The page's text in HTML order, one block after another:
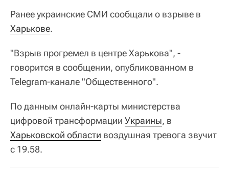
Ранее украинские СМИ сообщали о взрыве в
Харькове.
"Взрыв прогремел в центре Харькова", -
говорится в сообщении, опубликованном в
Telegram-канале "Общественного".
По данным онлайн-карты министерства
цифровой трансформации Украины, в
Харьковской области воздушная тревога звучит
с 19.58.